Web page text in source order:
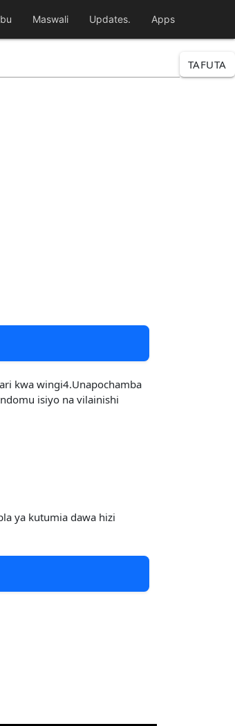
Maswali Updates. Apps
TAFUTA
kwa wingi4.Unapochamba
isiyo na vilainishi
ya kutumia dawa hizi